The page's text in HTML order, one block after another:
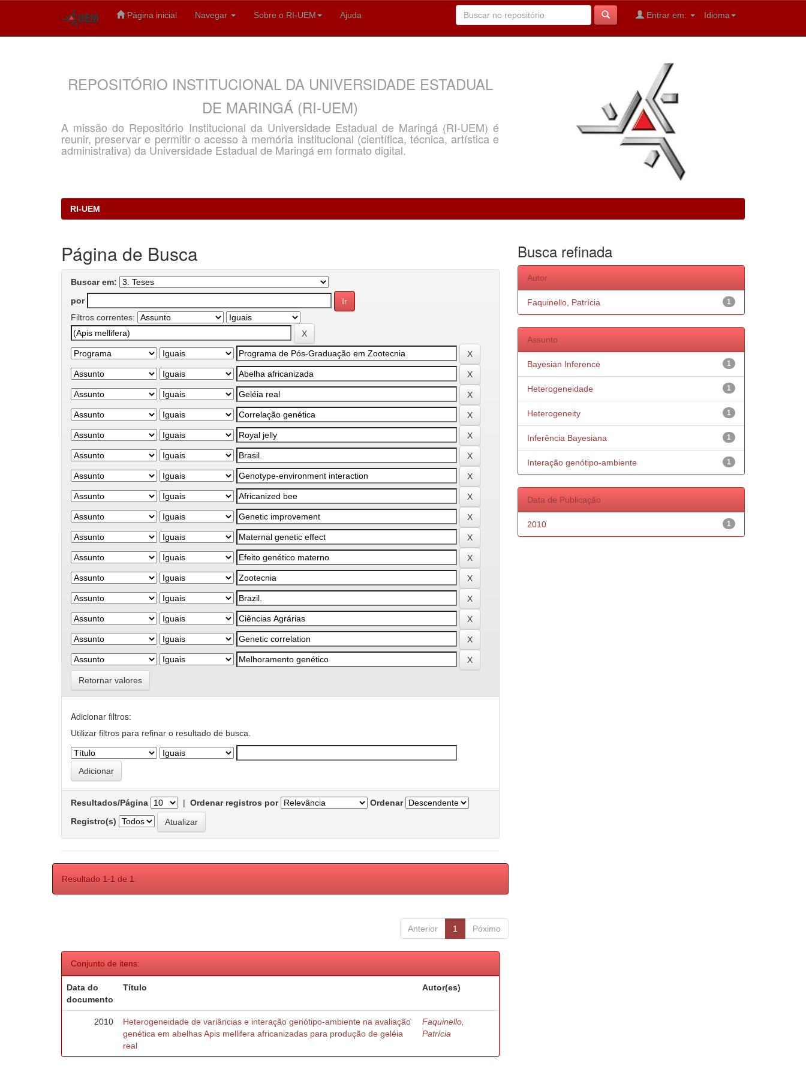
Página inicial Navegar Sobre o RI-UEM Ajuda Idioma
Entrar em:
REPOSITÓRIO INSTITUCIONAL DA UNIVERSIDADE ESTADUAL
DE MARINGÁ (RI-UEM)
A missão do Repositório Institucional da Universidade Estadual de Maringá (RI-UEM) é
reunir, preservar e permitir o acesso à memória institucional (científica, técnica, artística e
administrativa) da Universidade Estadual de Maringá em formato digital.
RI-UEM
Página de Busca
Buscar em:
por
Filtros correntes:
Retornar valores
Adicionar filtros:
Utilizar filtros para refinar o resultado de busca.
Resultados/Página | Ordenar registros por
Ordenar
Registro(s)
Resultado 1-1 de 1.
Anterior 1 Póximo
Conjunto de itens:
Data do
documento
Título Autor(es)
2010
Heterogeneidade de variâncias e interação genótipo-ambiente na avaliação
genética em abelhas Apis mellifera africanizadas para produção de geléia
real
Faquinello,
Patrícia
Busca refinada
Autor
1
Faquinello, Patrícia
Assunto
1
Bayesian Inference
1
Heterogeneidade
1
Heterogeneity
1
Inferência Bayesiana
1
Interação genótipo-ambiente
Data de Publicação
1
2010